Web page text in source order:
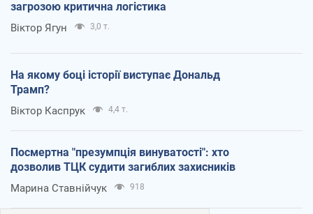
загрозою критична логістика
Віктор Ягун 3,0 т.
На якому боці історії виступає Дональд
Трамп?
Віктор Каспрук 4,4 т.
Посмертна "презумпція винуватості": хто
дозволив ТЦК судити загиблих захисників
Марина Ставнійчук 918